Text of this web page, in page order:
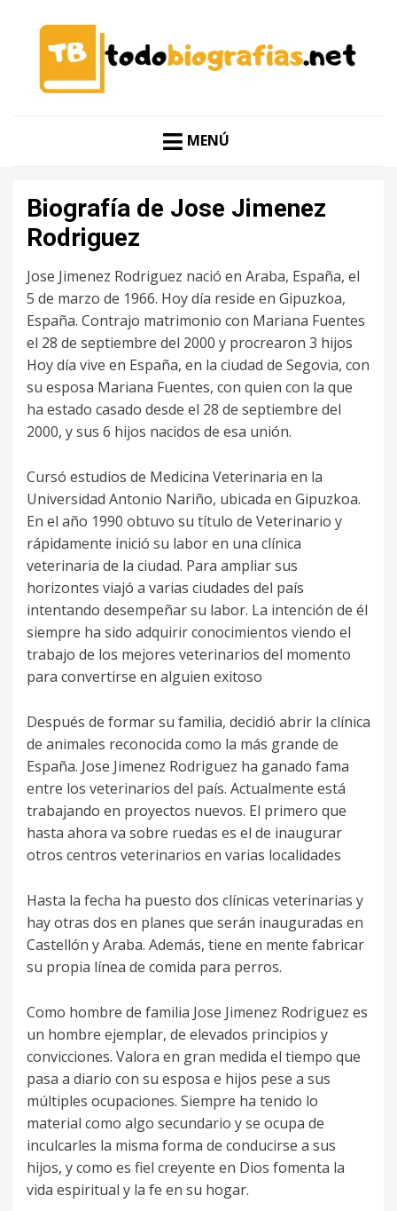
TODO BIOGRAFÍAS
MENÚ
Biografía de Jose Jimenez
Rodriguez
Jose Jimenez Rodriguez nació en Araba, España, el
5 de marzo de 1966. Hoy día reside en Gipuzkoa,
España. Contrajo matrimonio con Mariana Fuentes
el 28 de septiembre del 2000 y procrearon 3 hijos
Hoy día vive en España, en la ciudad de Segovia, con
su esposa Mariana Fuentes, con quien con la que
ha estado casado desde el 28 de septiembre del
2000, y sus 6 hijos nacidos de esa unión.
Cursó estudios de Medicina Veterinaria en la
Universidad Antonio Nariño, ubicada en Gipuzkoa.
En el año 1990 obtuvo su título de Veterinario y
rápidamente inició su labor en una clínica
veterinaria de la ciudad. Para ampliar sus
horizontes viajó a varias ciudades del país
intentando desempeñar su labor. La intención de él
siempre ha sido adquirir conocimientos viendo el
trabajo de los mejores veterinarios del momento
para convertirse en alguien exitoso
Después de formar su familia, decidió abrir la clínica
de animales reconocida como la más grande de
España. Jose Jimenez Rodriguez ha ganado fama
entre los veterinarios del país. Actualmente está
trabajando en proyectos nuevos. El primero que
hasta ahora va sobre ruedas es el de inaugurar
otros centros veterinarios en varias localidades
Hasta la fecha ha puesto dos clínicas veterinarias y
hay otras dos en planes que serán inauguradas en
Castellón y Araba. Además, tiene en mente fabricar
su propia línea de comida para perros.
Como hombre de familia Jose Jimenez Rodriguez es
un hombre ejemplar, de elevados principios y
convicciones. Valora en gran medida el tiempo que
pasa a diario con su esposa e hijos pese a sus
múltiples ocupaciones. Siempre ha tenido lo
material como algo secundario y se ocupa de
inculcarles la misma forma de conducirse a sus
hijos, y como es fiel creyente en Dios fomenta la
vida espiritual y la fe en su hogar.